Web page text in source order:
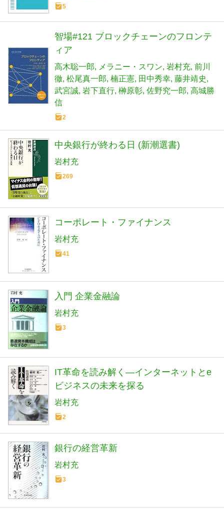
5
智場#121 ブロックチェーンのフロンテ
ィア
高木聡一郎 メラニー・スワン 岩村充 前川
徹 松尾真一郎 楠正憲 田中秀幸 藤井靖史
武宮誠 岩下直行 榊原彰 佐野究一郎 高城勝
信
2
中央銀行が終わる日 (新潮選書)
岩村充
269
コーポレート・ファイナンス
岩村充
41
入門 企業金融論
岩村充
3
IT革命を読み解く―インターネットとe
ビジネスの未来を探る
岩村充
2
銀行の経営革新
岩村充
3